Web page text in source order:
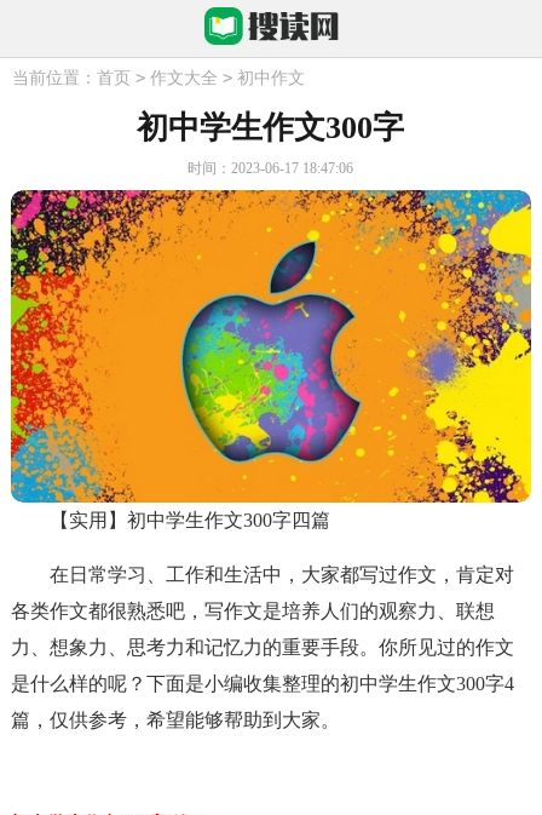
当前位置： 首页 > 作文大全 > 初中作文
初中学生作文300字
时间：2023-06-17 18:47:06
【实用】初中学生作文300字四篇
在日常学习、工作和生活中，大家都写过作文，肯定对
各类作文都很熟悉吧，写作文是培养人们的观察力、联想
力、想象力、思考力和记忆力的重要手段。你所见过的作文
是什么样的呢？下面是小编收集整理的初中学生作文300字4
篇，仅供参考，希望能够帮助到大家。